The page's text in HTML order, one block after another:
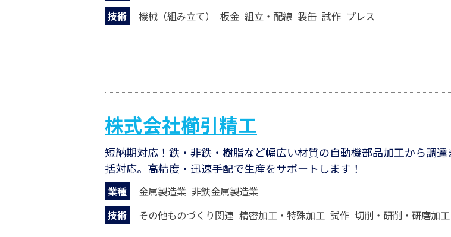
技術
機械（組み立て） 板金 組立・配線 製缶 試作 プレス
株式会社櫛引精工
短納期対応！鉄・非鉄・樹脂など幅広い材質の自動機部品加工から調達
括対応。高精度・迅速手配で生産をサポートします！
業種 金属製造業 非鉄金属製造業
技術
その他ものづくり関連 精密加工・特殊加工 試作 切削・研削・研磨加工